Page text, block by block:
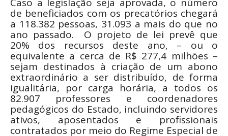
de beneficiados com os precatórios chegará
a 118.382 pessoas, 31.093 a mais do que no
ano passado. O projeto de lei prevê que
20% dos recursos deste ano, – ou o
equivalente a cerca de R$ 277,4 milhões –
sejam destinados à criação de um abono
extraordinário a ser distribuído, de forma
igualitária, por carga horária, a todos os
82.907 professores e coordenadores
pedagógicos do Estado, incluindo servidores
ativos, aposentados e profissionais
contratados por meio do Regime Especial de